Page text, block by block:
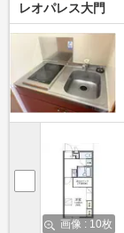
レオパレス大門
画像 : 10枚